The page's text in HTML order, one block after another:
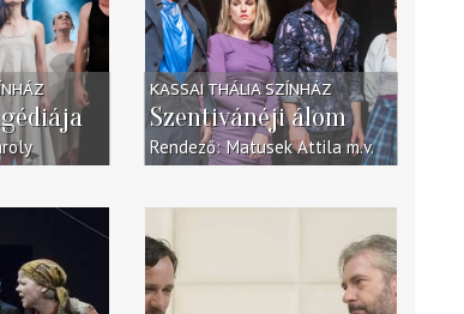
KASSAI THÁLIA SZÍNHÁZ
Szentivánéji álom
Rendező Matusek Attila m.v.